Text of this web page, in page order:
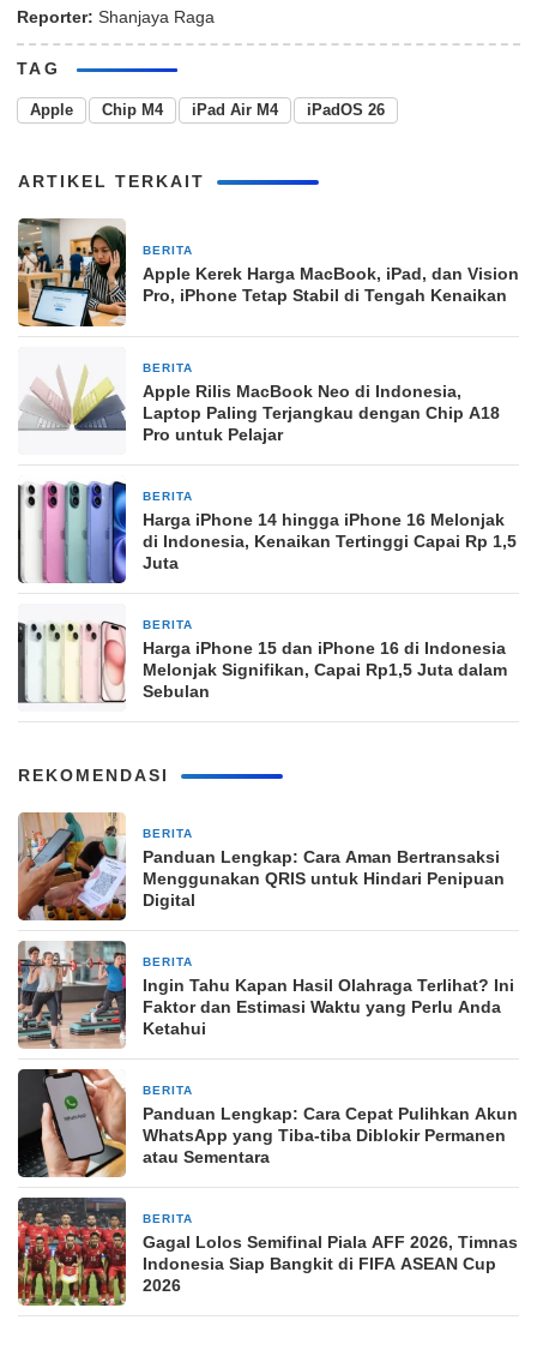
Reporter: Shanjaya Raga
TAG
Apple Chip M4 iPad Air M4 iPadOS 26
ARTIKEL TERKAIT
BERITA
Apple Kerek Harga MacBook, iPad, dan Vision
Pro, iPhone Tetap Stabil di Tengah Kenaikan
BERITA
Apple Rilis MacBook Neo di Indonesia,
Laptop Paling Terjangkau dengan Chip A18
Pro untuk Pelajar
BERITA
Harga iPhone 14 hingga iPhone 16 Melonjak
di Indonesia, Kenaikan Tertinggi Capai Rp 1,5
Juta
BERITA
Harga iPhone 15 dan iPhone 16 di Indonesia
Melonjak Signifikan, Capai Rp1,5 Juta dalam
Sebulan
REKOMENDASI
BERITA
Panduan Lengkap: Cara Aman Bertransaksi
Menggunakan QRIS untuk Hindari Penipuan
Digital
BERITA
Ingin Tahu Kapan Hasil Olahraga Terlihat? Ini
Faktor dan Estimasi Waktu yang Perlu Anda
Ketahui
BERITA
Panduan Lengkap: Cara Cepat Pulihkan Akun
WhatsApp yang Tiba-tiba Diblokir Permanen
atau Sementara
BERITA
Gagal Lolos Semifinal Piala AFF 2026, Timnas
Indonesia Siap Bangkit di FIFA ASEAN Cup
2026